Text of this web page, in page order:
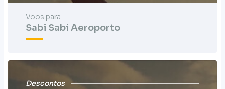
Voos para
Sabi Sabi Aeroporto
Descontos